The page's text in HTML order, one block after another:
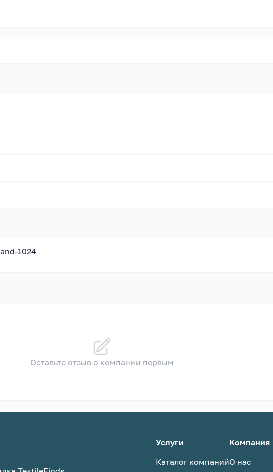
1024
Оставьте отзыв о компании первым
Услуги
Каталог компаний
Компания
О нас